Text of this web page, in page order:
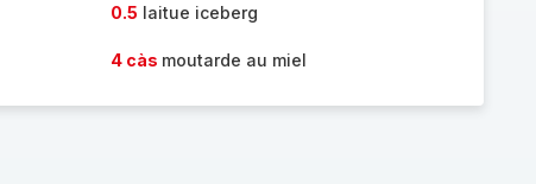
0.5 laitue iceberg
4 càs moutarde au miel